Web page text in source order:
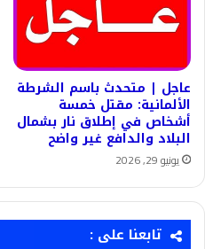
عاجل | متحدث باسم الشرطة
الألمانية: مقتل خمسة
أشخاص في إطلاق نار بشمال
البلاد والدافع غير واضح
يونيو 29, 2026
تابعنا على :